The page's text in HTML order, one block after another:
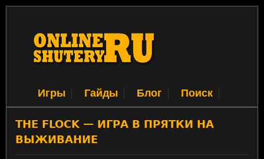
Игры Гайды Блог Поиск
THE FLOCK — ИГРА В ПРЯТКИ НА
ВЫЖИВАНИЕ